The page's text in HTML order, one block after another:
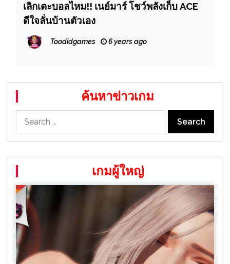
เลิกเตะบอลไหม!! เนย์มาร์ โชว์พลังเก็บ ACE
ดีใจลั่นบ้านตัวเอง
Toodidgames 6 years ago
ค้นหาข่าวเกม
เกมผู้ใหญ่